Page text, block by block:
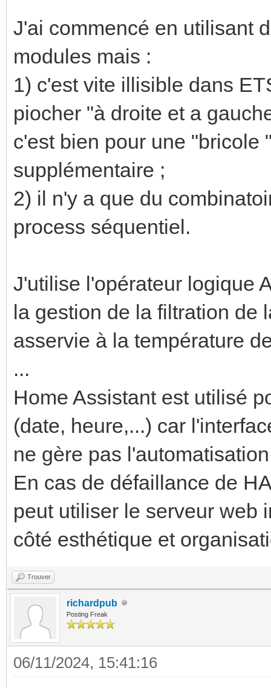
J'ai commencé en utilisant
modules mais :
1) c'est vite illisible dans
piocher "à droite et a
c'est bien pour une "bricole
supplémentaire ;
2) il n'y a que du
process séquentiel.
J'utilise l'opérateur logique
la gestion de la filtration de
asservie à la température
...
Home Assistant est utilisé
(date, heure,...) car
ne gère pas
En cas de défaillance de
peut utiliser le serveur web
côté esthétique et
Trouver
richardpub
Posting Freak
06/11/2024, 15:41:16